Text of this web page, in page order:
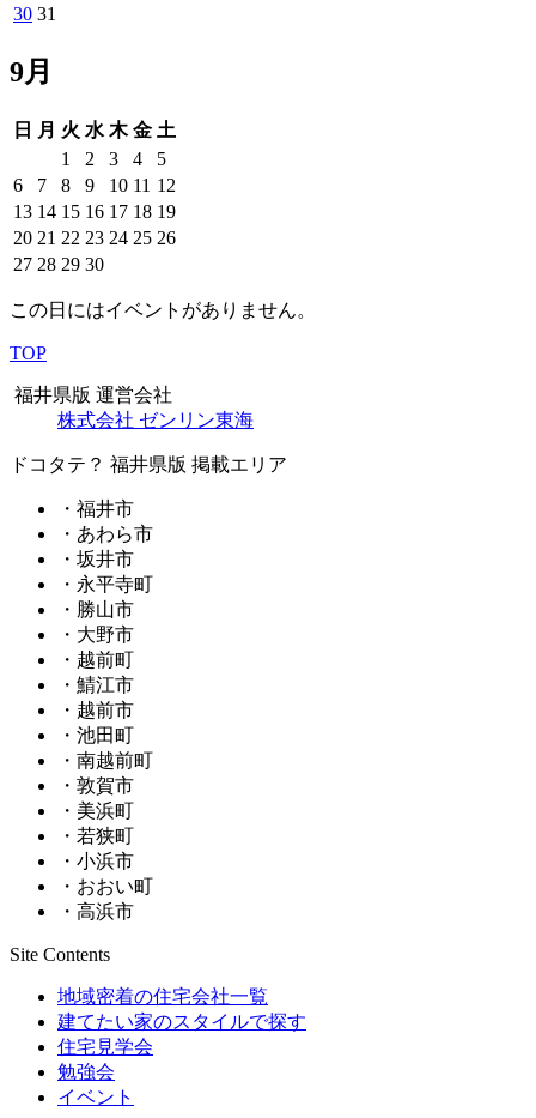
30 31
9月
日 月 火 水 木 金 土
1
2 3 4
5
6
7 8 9 10 11 12
13 14 15 16 17 18 19
20 21 22 23 24 25 26
27 28 29 30
この日にはイベントがありません。
TOP
福井県版 運営会社
株式会社 ゼンリン東海
ドコタテ？ 福井県版 掲載エリア
・福井市
・あわら市
・坂井市
・永平寺町
・勝山市
・大野市
・越前町
・鯖江市
・越前市
・池田町
・南越前町
・敦賀市
・美浜町
・若狭町
・小浜市
・おおい町
・高浜市
Site Contents
地域密着の住宅会社一覧
建てたい家のスタイルで探す
住宅見学会
勉強会
イベント